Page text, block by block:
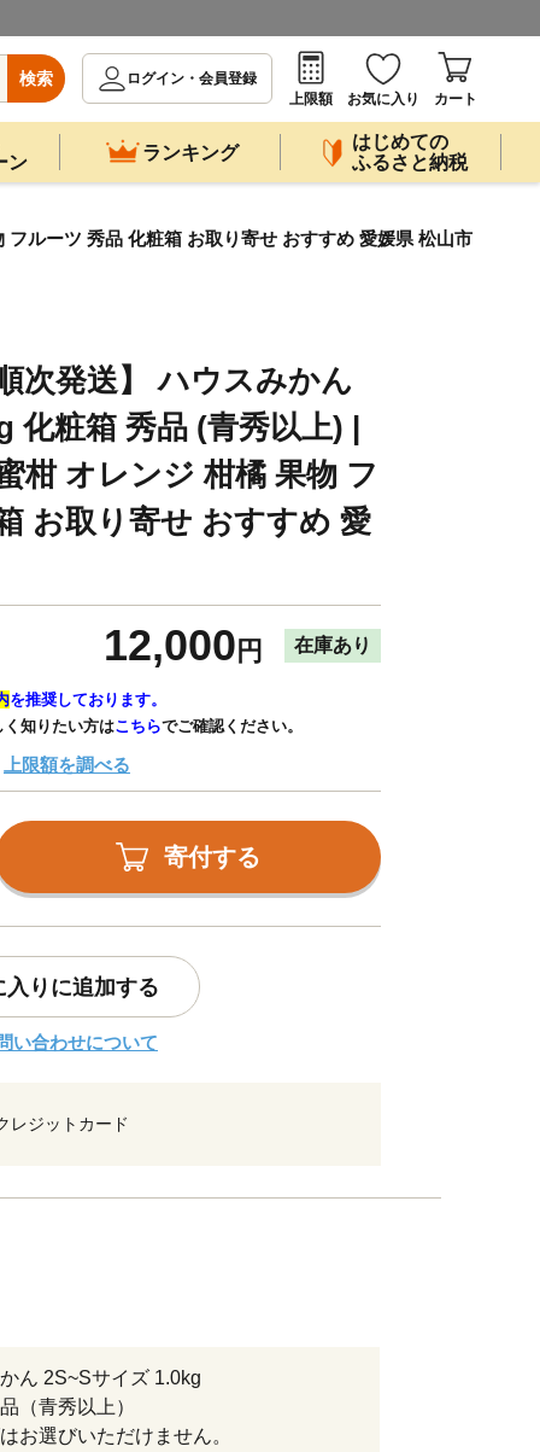
検索
ログイン・会員登録
上限額
お気に入り カート
ン
ランキング
はじめての
ふるさと納税
ルーツ 秀品 化粧箱 お取り寄せ おすすめ 愛媛県 松山市
次発送】 ハウスみかん
化粧箱 秀品 (青秀以上) |
柑 オレンジ 柑橘 果物 フ
お取り寄せ おすすめ 愛
12,000 円 在庫あり
を推奨しております。
く知りたい方はこちらでご確認ください。
上限額を調べる
寄付する
入りに追加する
い合わせについて
レジットカード
ん 2S~Sサイズ 1.0kg
（青秀以上）
お選びいただけません。